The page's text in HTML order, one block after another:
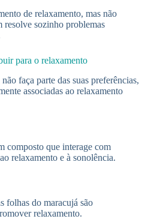
de relaxamento, mas não
resolve sozinho problemas
para o relaxamento
não faça parte das suas preferências,
associadas ao relaxamento
composto que interage com
relaxamento e à sonolência.
folhas do maracujá são
relaxamento.